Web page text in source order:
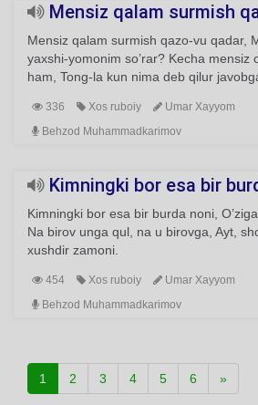
Mensiz qalam surmish
Mensiz qalam surmish qazo-vu qadar,
yaxshi-yomonim so’rar? Kecha mensiz
ham, Tong-la kun nima deb qilur
336 Xos ruboiy
Umar Xayyom
Behzod Muhammadkarimov
Kimningki bor esa bir
Kimningki bor esa bir burda noni,
Na birov unga qul, na u birovga, Ayt,
xushdir zamoni.
454 Xos ruboiy
Umar Xayyom
Behzod Muhammadkarimov
1 2 3 4 5 6 »